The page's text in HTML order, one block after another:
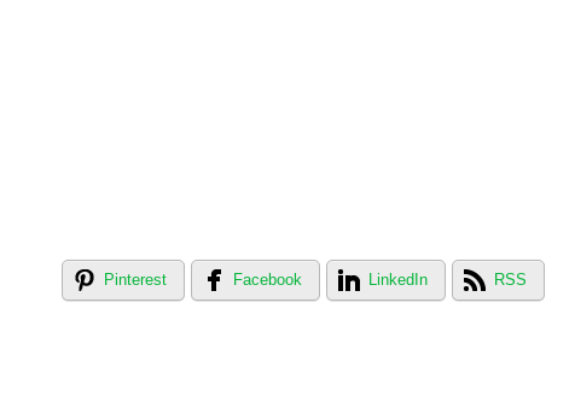
Pinterest Facebook LinkedIn RSS